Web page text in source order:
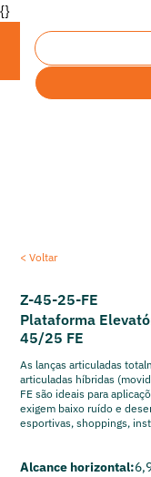
{}
< Voltar
Z-45-25-FE
Plataforma
45/25 FE
As lanças articuladas
articuladas híbridas
FE são ideais para
exigem baixo ruído e
esportivas, shoppings,
Alcance horizontal: